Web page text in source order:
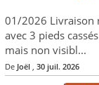
01/2026 Livraison
avec 3 pieds
mais non visibl...
De Joël, 30 juil. 2026